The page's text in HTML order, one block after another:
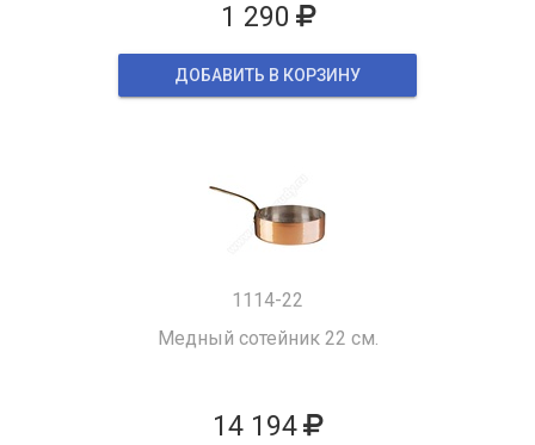
1 290
ДОБАВИТЬ В КОРЗИНУ
1114-22
Медный сотейник 22 см.
14 194